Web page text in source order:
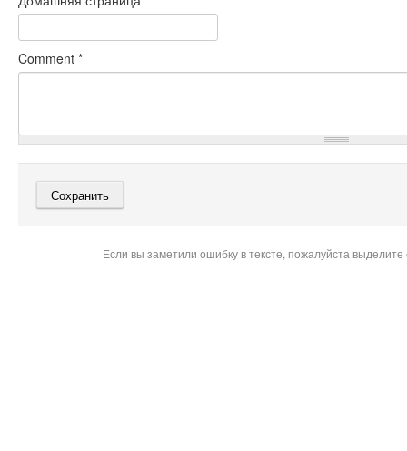
Comment *
Если вы заметили ошибку в тексте, пожалуйста